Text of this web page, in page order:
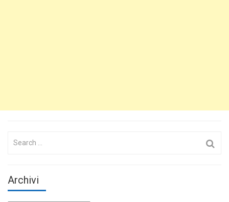
Search
Archivi